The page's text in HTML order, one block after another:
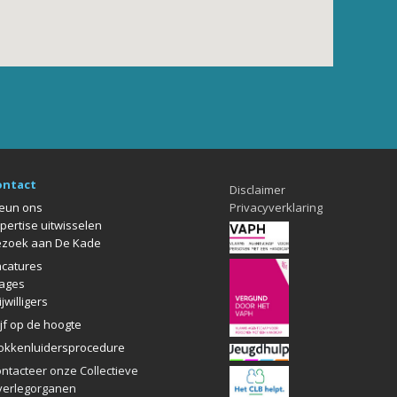
ons
uitwisselen
aan De Kade
op de hoogte
dersprocedure
onze Collectieve
Disclaimer
Privacyverklaring